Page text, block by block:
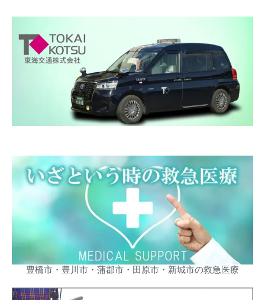
豊橋市・豊川市・蒲郡市・田原市・新城市の救急医療